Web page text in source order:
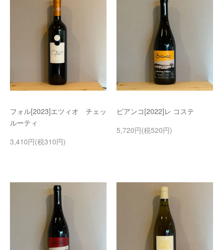
フォル[2023]エツィオ チェッ
ルーティ
3,410円(税310円)
ビアンコ[2022]レ コステ
5,720円(税520円)